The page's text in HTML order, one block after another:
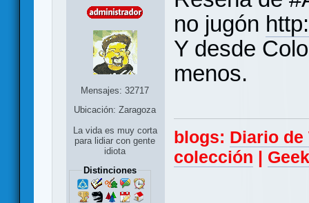
Mensajes: 32717
Ubicación: Zaragoza
La vida es muy corta
para lidiar con gente
idiota
Distinciones
no jugón
Y desde
menos.
blogs: Diario
colección |